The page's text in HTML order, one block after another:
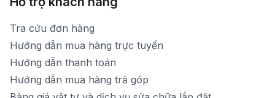
Tra cứu đơn hàng
Hướng dẫn mua hàng trực tuyến
Hướng dẫn thanh toán
Hướng dẫn mua hàng trả góp